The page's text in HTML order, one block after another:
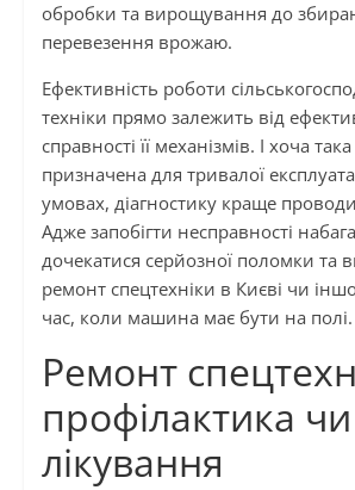
обробки та вирощування до
перевезення врожаю.
Ефективність роботи
техніки прямо залежить від
справності її механізмів. І хоча
призначена для тривалої
умовах, діагностику краще
Адже запобігти несправності
дочекатися серйозної поломки та
ремонт спецтехніки в Києві чи
час, коли машина має бути на полі.
Ремонт
профілактика чи
лікування